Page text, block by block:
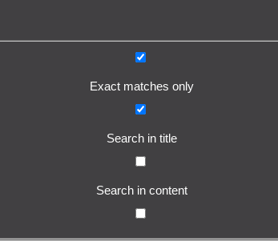
Exact matches only
Search in title
Search in content